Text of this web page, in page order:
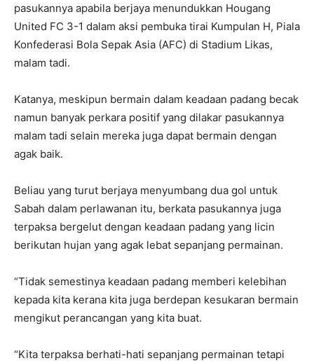
pasukannya apabila berjaya menundukkan Hougang
United FC 3-1 dalam aksi pembuka tirai Kumpulan H, Piala
Konfederasi Bola Sepak Asia (AFC) di Stadium Likas,
malam tadi.
Katanya, meskipun bermain dalam keadaan padang becak
namun banyak perkara positif yang dilakar pasukannya
malam tadi selain mereka juga dapat bermain dengan
agak baik.
Beliau yang turut berjaya menyumbang dua gol untuk
Sabah dalam perlawanan itu, berkata pasukannya juga
terpaksa bergelut dengan keadaan padang yang licin
berikutan hujan yang agak lebat sepanjang permainan.
“Tidak semestinya keadaan padang memberi kelebihan
kepada kita kerana kita juga berdepan kesukaran bermain
mengikut perancangan yang kita buat.
“Kita terpaksa berhati-hati sepanjang permainan tetapi